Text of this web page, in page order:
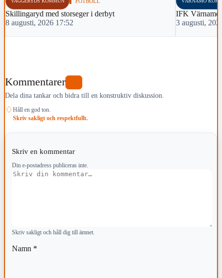
Skillingaryd med storseger i derbyt
8 augusti, 2026 17:52
IFK Värnamo
3 augusti,
Kommentarer
Dela dina tankar och bidra till en konstruktiv diskussion.
♢ Håll en god ton.
Skriv sakligt och respektfullt.
Skriv en kommentar
Din e-postadress publiceras inte.
Kommentar
Skriv sakligt och håll dig till ämnet.
Namn *